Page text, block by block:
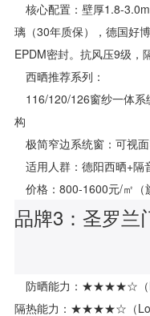
核心配置：壁厚1.8-
璃（30年质保），德国好
EPDM密封。抗风压9级，
西晒推荐系列：
116/120/126窗纱一体
构
极简窄边系统窗：可视
适用人群：德阳西晒+隔
价格：800-1600元/㎡（
品牌3：圣罗
防晒能力：★★★★☆（
隔热能力：★★★★☆（